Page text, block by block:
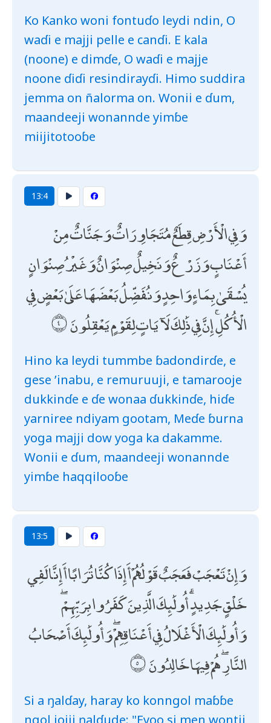
Ko Kanko woni fontuɗo leydi ndin, O
waɗi e majji pelle e canɗi. E kala
(noone) e dimɗe, O waɗi e majje
noone ɗiɗi resindirayɗi. Himo suddira
jemma on ñalorma on. Wonii e ɗum,
maandeeji wonannde yimɓe
miijitotooɓe
13:4
وَفِي الْأَرْضِ قِطَعٌ مُتَجَاوِرَاتٌ وَجَنَّاتٌ مِنْ
أَعْنَابٍ وَزَرْعٌ وَنَخِيلٌ صِنْوَانٌ وَغَيْرُ صِنْوَانٍ
يُسْقَىٰ بِمَاءٍ وَاحِدٍ وَنُفَضِّلُ بَعْضَهَا عَلَىٰ بَعْضٍ فِي
الْأُكُلِ ۚ إِنَّ فِي ذَٰلِكَ لَآيَاتٍ لِقَوْمٍ يَعْقِلُونَ
Hino ka leydi tummbe ɓadondirɗe, e
gese ’inabu, e remuruuji, e tamarooje
dukkinɗe e ɗe wonaa ɗukkinɗe, hiɗe
yarniree ndiyam gootam, Meɗe ɓurna
yoga majji dow yoga ka dakamme.
Wonii e ɗum, maandeeji wonannde
yimɓe haqqilooɓe
13:5
وَإِنْ تَعْجَبْ فَعَجَبٌ قَوْلُهُمْ أَإِذَا كُنَّا تُرَابًا أَإِنَّا لَفِي
خَلْقٍ جَدِيدٍ ۗ أُولَٰئِكَ الَّذِينَ كَفَرُوا بِرَبِّهِمْ ۖ
وَأُولَٰئِكَ الْأَغْلَالُ فِي أَعْنَاقِهِمْ ۖ وَأُولَٰئِكَ أَصْحَابُ
النَّارِ ۖ هُمْ فِيهَا خَالِدُونَ
Si a ŋalɗay, haray ko konngol maɓɓe
ngol jojji ŋalɗude: "Eyoo si men wontii